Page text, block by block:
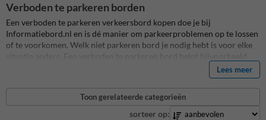
Verboden te parkeren borden
Een verboden te parkeren verkeersbord kopen doe je bij
Informatiebord.nl en is dé manier om parkeerproblemen op te lossen
of te voorkomen. Welk niet parkeren bord je nodig hebt is voor elke
situatie anders. Een verboden te parkeren bord helpt bijvoorbeeld
om foutparkeerders te voorkomen, maar een gepersonaliseerd
parkeerverbodsbord zorgt ook voor duidelijkheid bij bewoners en
bezoekers. Je kunt een standaard niet parkeren bord kopen voor
jouw prive parkeerplaats, maar je kunt ook zelf jouw eigen terrein
bord met verboden te parkeren ontwerpen en personaliseren. Kies
Lees meer
Toon gerelateerde categorieën
sorteer op: